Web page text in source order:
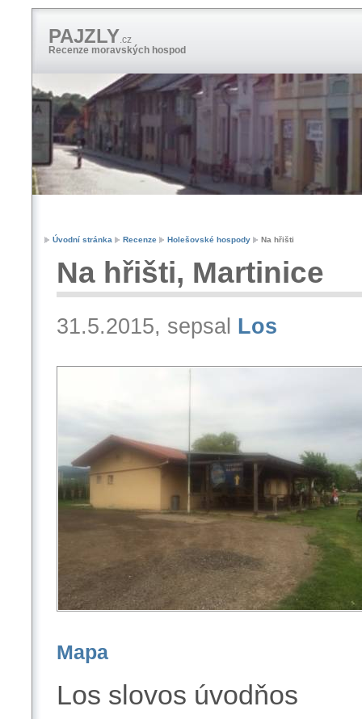
PAJZLY.cz
Recenze moravských hospod
Úvodní stránka Recenze Holešovské hospody Na hřišti
Na hřišti, Martinice
31.5.2015, sepsal Los
Mapa
Los slovos úvodňos